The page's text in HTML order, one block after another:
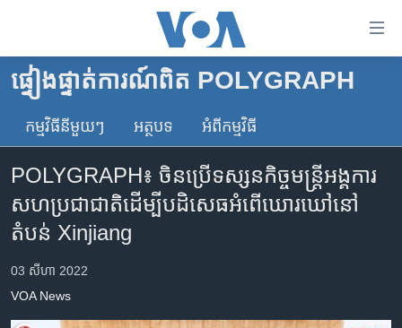
គេហទំព័រ​
ទាក់ទង
និង​
ចូល​
ទំព័រ​
ព័ត៌មាន​​
ម្តង
រំលង​
និង​
កម្ពុជា
អន្តរជាតិ
ហេឡូវីអូអេ
ទូរទស្សន៍ / វីដេអូ​
ផ្ទៀងផ្ទាត់ការណ៍ពិត POLYGRAPH
កម្មវិធី​នីមួយៗ អត្ថបទ​ អំពី​កម្មវិធី​
POLYGRAPH៖ ចិន​ប្រើ​​ទស្សនកិច្ច​មន្ត្រី​អង្គការ​
សហ​ប្រជាជាតិ​ដើម្បី​បដិសេធ​អំពើ​ឃោរឃៅ​នៅ​
តំបន់ Xinjiang
03 សីហា 2022
VOA News